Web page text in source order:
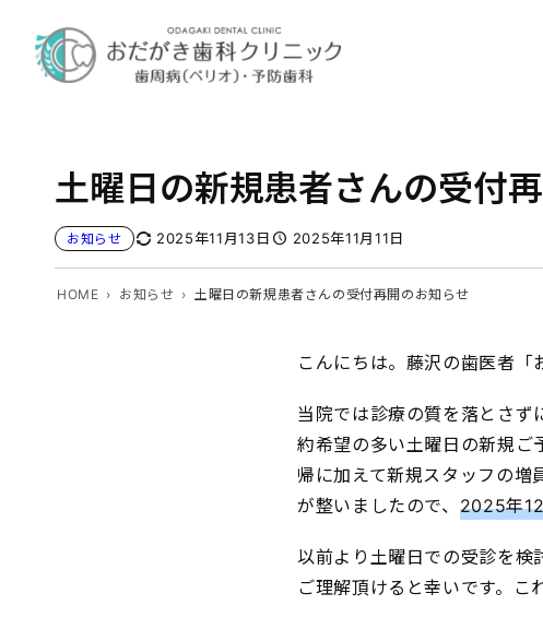
土曜日の新規患者さんの受付
お知らせ 2025年11月13日 2025年11月11日
HOME お知らせ 土曜日の新規患者さんの受付再開のお知らせ
こんにちは。藤沢の歯医者「
当院では診療の質を落とさ
約希望の多い土曜日の新規
帰に加えて新規スタッフの増
が整いましたので、 2025年
以前より土曜日での受診を検
ご理解頂けると幸いです。こ